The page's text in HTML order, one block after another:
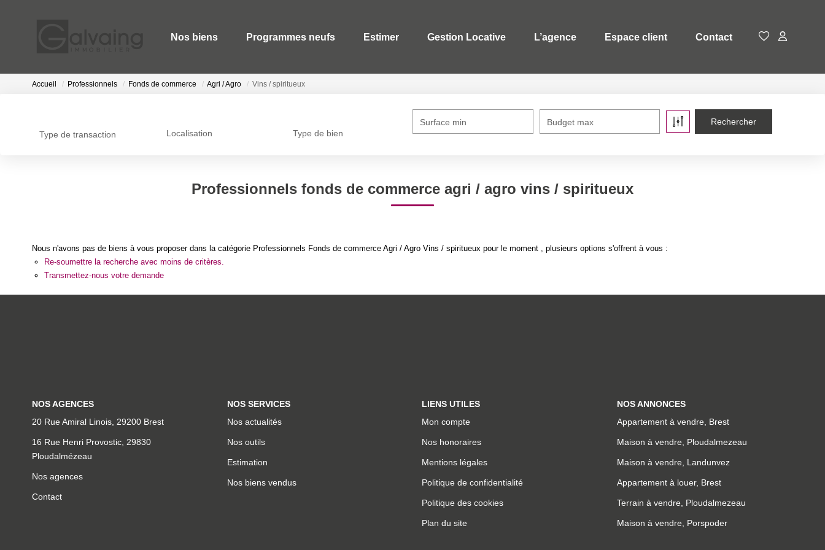
Nos biens Programmes neufs Estimer Gestion Locative L’agence Espace client Contact
Accueil Professionnels Fonds de commerce Agri / Agro Vins / spiritueux
Type de transaction Localisation Type de bien
Surface min Budget max
Professionnels fonds de commerce agri / agro vins / spiritueux
Nous n'avons pas de biens à vous proposer dans la catégorie Professionnels Fonds de commerce Agri / Agro Vins / spiritueux pour le moment , plusieurs options s'offrent à vous :
Re-soumettre la recherche avec moins de critères.
Transmettez-nous votre demande
NOS AGENCES
20 Rue Amiral Linois, 29200 Brest
16 Rue Henri Provostic, 29830
Ploudalmézeau
Nos agences
Contact
NOS SERVICES
Nos actualités
Nos outils
Estimation
Nos biens vendus
LIENS UTILES
Mon compte
Nos honoraires
Mentions légales
Politique de confidentialité
Politique des cookies
Plan du site
NOS ANNONCES
Appartement à vendre, Brest
Maison à vendre, Ploudalmezeau
Maison à vendre, Landunvez
Appartement à louer, Brest
Terrain à vendre, Ploudalmezeau
Maison à vendre, Porspoder